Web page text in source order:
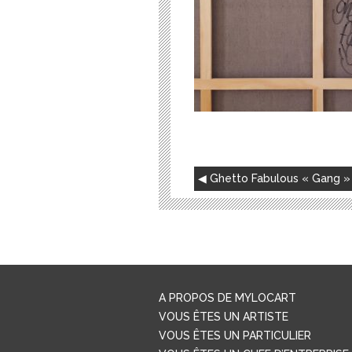
NAVIGATION
DE
L’ARTICLE
Ghetto Fabulous « Gang »
A PROPOS DE MYLOCART
VOUS ÊTES UN ARTISTE
VOUS ÊTES UN PARTICULIER